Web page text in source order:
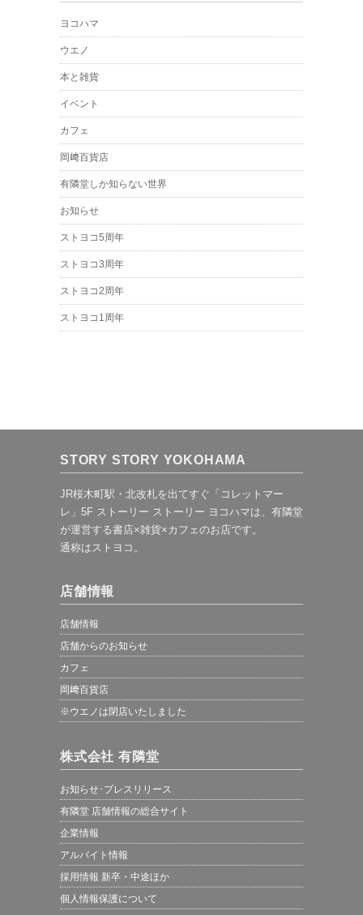
ヨコハマ
ウエノ
本と雑貨
イベント
カフェ
岡﨑百貨店
有隣堂しか知らない世界
お知らせ
ストヨコ5周年
ストヨコ3周年
ストヨコ2周年
ストヨコ1周年
STORY STORY YOKOHAMA
JR桜木町駅・北改札を出てすぐ「コレットマー
レ」5F ストーリー ストーリー ヨコハマは、有隣堂
が運営する書店×雑貨×カフェのお店です。
通称はストヨコ。
店舗情報
店舗情報
店舗からのお知らせ
カフェ
岡﨑百貨店
※ウエノは閉店いたしました
株式会社 有隣堂
お知らせ･プレスリリース
有隣堂 店舗情報の総合サイト
企業情報
アルバイト情報
採用情報 新卒・中途ほか
個人情報保護について